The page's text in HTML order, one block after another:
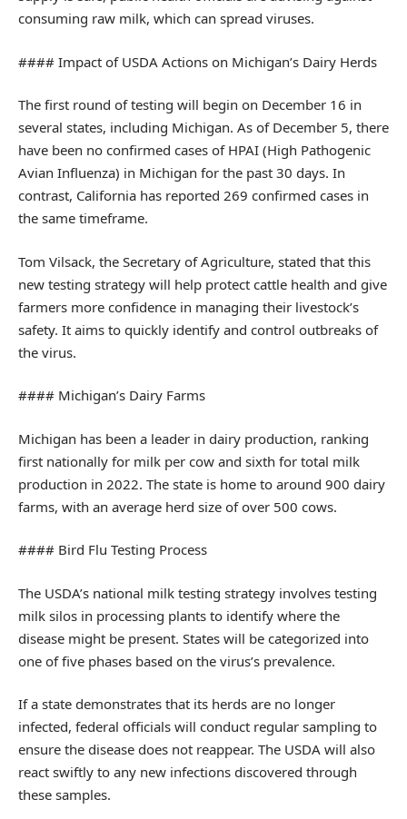
consuming raw milk, which can spread viruses.
#### Impact of USDA Actions on Michigan’s Dairy Herds
The first round of testing will begin on December 16 in
several states, including Michigan. As of December 5, there
have been no confirmed cases of HPAI (High Pathogenic
Avian Influenza) in Michigan for the past 30 days. In
contrast, California has reported 269 confirmed cases in
the same timeframe.
Tom Vilsack, the Secretary of Agriculture, stated that this
new testing strategy will help protect cattle health and give
farmers more confidence in managing their livestock’s
safety. It aims to quickly identify and control outbreaks of
the virus.
#### Michigan’s Dairy Farms
Michigan has been a leader in dairy production, ranking
first nationally for milk per cow and sixth for total milk
production in 2022. The state is home to around 900 dairy
farms, with an average herd size of over 500 cows.
#### Bird Flu Testing Process
The USDA’s national milk testing strategy involves testing
milk silos in processing plants to identify where the
disease might be present. States will be categorized into
one of five phases based on the virus’s prevalence.
If a state demonstrates that its herds are no longer
infected, federal officials will conduct regular sampling to
ensure the disease does not reappear. The USDA will also
react swiftly to any new infections discovered through
these samples.